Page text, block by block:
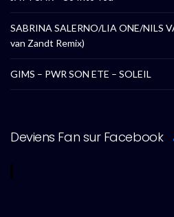
SABRINA SALERNO/LIA ONE/NILS
van Zandt Remix)
GIMS – PWR SON ETE – SOLEIL
Deviens Fan sur Facebook